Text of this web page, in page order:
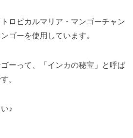
ロピカルマリア・マンゴーチャン
ゴーを使用しています。
ーって、「インカの秘宝」と呼ば
。
♪